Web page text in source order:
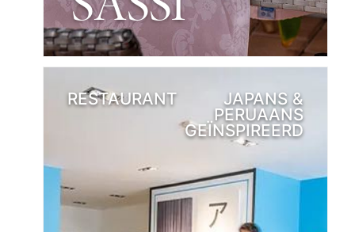
RESTAURANT
JAPANS &
PERUAANS
GEÏNSPIREERD